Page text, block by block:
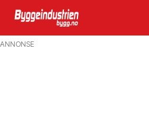
Emne:
ANNONSE